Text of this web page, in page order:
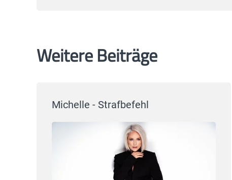
Weitere Beiträge
Michelle - Strafbefehl